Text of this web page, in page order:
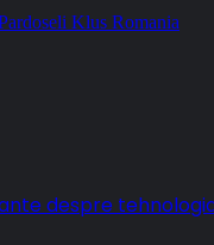
despre tehnologia